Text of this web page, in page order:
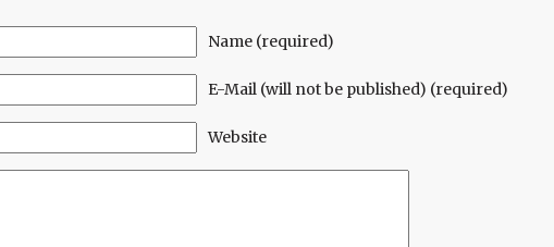
Name (required)
E-Mail (will not be published) (required)
Website